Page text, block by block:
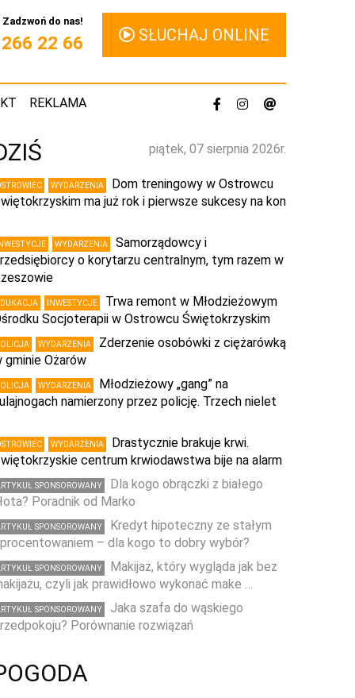
Zadzwoń do nas!
22 66 SŁUCHAJ ONLINE
REKLAMA
piątek, 07 sierpnia 2026r.
WYDARZENIA
Dom treningowy w Ostrowcu
ma już rok i pierwsze sukcesy na kon
WYDARZENIA
Samorządowcy i
o korytarzu centralnym, tym razem w
INWESTYCJE
Trwa remont w Młodzieżowym
Socjoterapii w Ostrowcu Świętokrzyskim
WYDARZENIA
Zderzenie osobówki z ciężarówką
gminie Ożarów
WYDARZENIA
Młodzieżowy „gang” na
namierzony przez policję. Trzech nielet
WYDARZENIA
Drastycznie brakuje krwi.
centrum krwiodawstwa bije na alarm
SPONSOROWANY
Dla kogo obrączki z białego
Poradnik od Marko
SPONSOROWANY
Kredyt hipoteczny ze stałym
– dla kogo to dobry wybór?
SPONSOROWANY
Makijaż, który wygląda jak bez
czyli jak prawidłowo wykonać make …
SPONSOROWANY
Jaka szafa do wąskiego
Porównanie rozwiązań